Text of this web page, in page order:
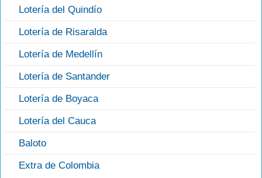
Lotería del Quindío
Lotería de Risaralda
Lotería de Medellín
Lotería de Santander
Lotería de Boyaca
Lotería del Cauca
Baloto
Extra de Colombia